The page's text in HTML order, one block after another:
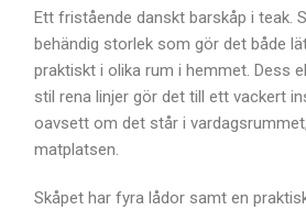
Ett fristående danskt barskåp i teak.
behändig storlek som gör det både
praktiskt i olika rum i hemmet. Dess
stil rena linjer gör det till ett vackert
oavsett om det står i
matplatsen.
Skåpet har fyra lådor samt en